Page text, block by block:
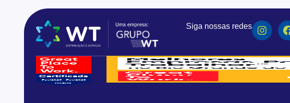
Siga nossas redes